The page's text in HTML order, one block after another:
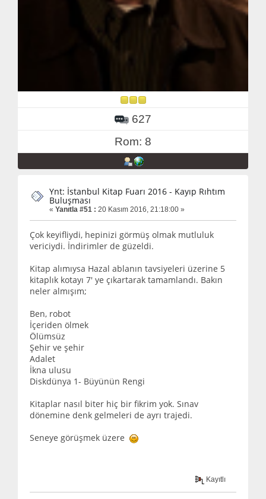
627
Rom: 8
Ynt: İstanbul Kitap Fuarı 2016 - Kayıp Rıhtım
Buluşması
« Yanıtla #51 : 20 Kasım 2016, 21:18:00 »
Çok keyifliydi, hepinizi görmüş olmak mutluluk
vericiydi. İndirimler de güzeldi.
Kitap alımıysa Hazal ablanın tavsiyeleri üzerine 5
kitaplık kotayı 7' ye çıkartarak tamamlandı. Bakın
neler almışım;
Ben, robot
İçeriden ölmek
Ölümsüz
Şehir ve şehir
Adalet
İkna ulusu
Diskdünya 1- Büyünün Rengi
Kitaplar nasıl biter hiç bir fikrim yok. Sınav
dönemine denk gelmeleri de ayrı trajedi.
Seneye görüşmek üzere
Kayıtlı